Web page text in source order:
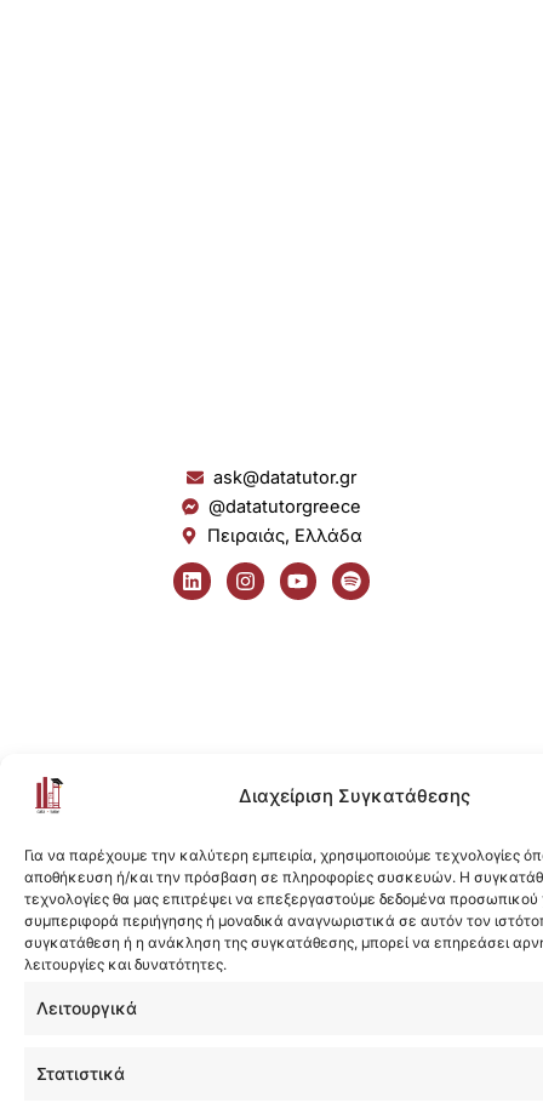
Διαχείριση Συγκατάθεσης
Για να παρέχουμε την καλύτερη εμπειρία, χρησιμοποιούμε τεχνολογίες
αποθήκευση ή/και την πρόσβαση σε πληροφορίες συσκευών. Η
τεχνολογίες θα μας επιτρέψει να επεξεργαστούμε δεδομένα
συμπεριφορά περιήγησης ή μοναδικά αναγνωριστικά σε αυτόν τον
συγκατάθεση ή η ανάκληση της συγκατάθεσης, μπορεί να επηρεάσει
λειτουργίες και δυνατότητες.
Λειτουργικά
Στατιστικά
ask@datatutor.gr
@datatutorgreece
Πειραιάς, Ελλάδα
L
i
n
I
n
s
Y
o
u
S
p
o